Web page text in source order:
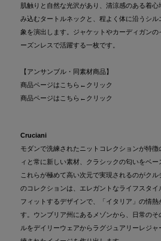
肌触りと自然な光沢があり、清涼感のある着
み込むタートルネックと、程よく体に沿うシ
象を演出します。ジャケットやカーディガン
ーズンレスで活躍する一枚です。
【アンサンブル・同素材商品】
商品ページはこちら ←クリック
商品ページはこちら ←クリック
Cruciani
モダンで洗練されたニットコレクションが特
ィと常に新しい素材、クラシックの匂いをベー
これらが極めて高い次元で実現されるのがク
のコレクションは、エレガントなライフスタ
フィットするデザインで、「イタリア」の情熱
す。ウンブリア州にあるメゾンから、日常のそ
ルをデイリーウェアからラグジュアリーレジ